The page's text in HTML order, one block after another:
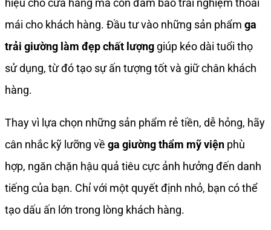
mái cho khách hàng. Đầu tư vào những sản phẩm ga
trải giường làm đẹp chất lượng giúp kéo dài tuổi thọ
sử dụng, từ đó tạo sự ấn tượng tốt và giữ chân khách
hàng.
Thay vì lựa chọn những sản phẩm rẻ tiền, dễ hỏng, hãy
cân nhắc kỹ lưỡng về ga giường thẩm mỹ viện phù
hợp, ngăn chặn hậu quả tiêu cực ảnh hưởng đến danh
tiếng của bạn. Chỉ với một quyết định nhỏ, bạn có thể
tạo dấu ấn lớn trong lòng khách hàng.